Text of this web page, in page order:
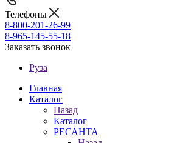
Телефоны
8-800-201-26-99
8-965-145-55-18
Заказать звонок
Руза
Главная
Каталог
Назад
Каталог
РЕСАНТА